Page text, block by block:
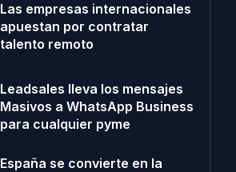
Las empresas internacionales
apuestan por contratar
talento remoto
Leadsales lleva los mensajes
Masivos a WhatsApp Business
para cualquier pyme
España se convierte en la